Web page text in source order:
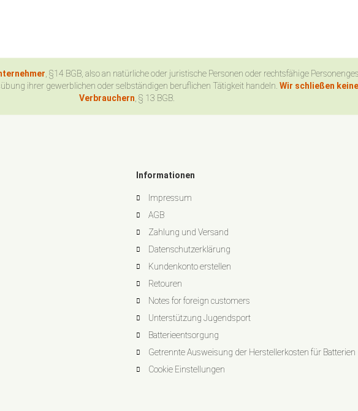
, §14 BGB, also an natürliche oder juristische Personen oder rechtsfähige
ihrer gewerblichen oder selbständigen beruflichen Tätigkeit handeln. Wir schließen
Verbrauchern , § 13 BGB.
Informationen
Impressum
AGB
Zahlung und Versand
Datenschutzerklärung
Kundenkonto erstellen
Retouren
Notes for foreign customers
Unterstützung Jugendsport
Batterieentsorgung
Getrennte Ausweisung der Herstellerkosten für Batterien
Cookie Einstellungen